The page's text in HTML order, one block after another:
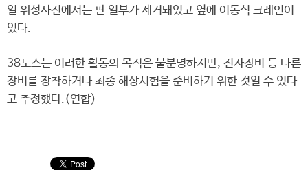
일 위성사진에서는 판 일부가 제거돼있고 옆에 이동식 크레인이
있다.
38노스는 이러한 활동의 목적은 불분명하지만, 전자장비 등 다른
장비를 장착하거나 최종 해상시험을 준비하기 위한 것일 수 있다
고 추정했다.(연합)